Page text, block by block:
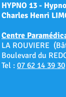
HYPNO 13 -
Charles Henri
Centre
LA ROUVIERE
Boulevard du
Tel : 07 62 14 39 30